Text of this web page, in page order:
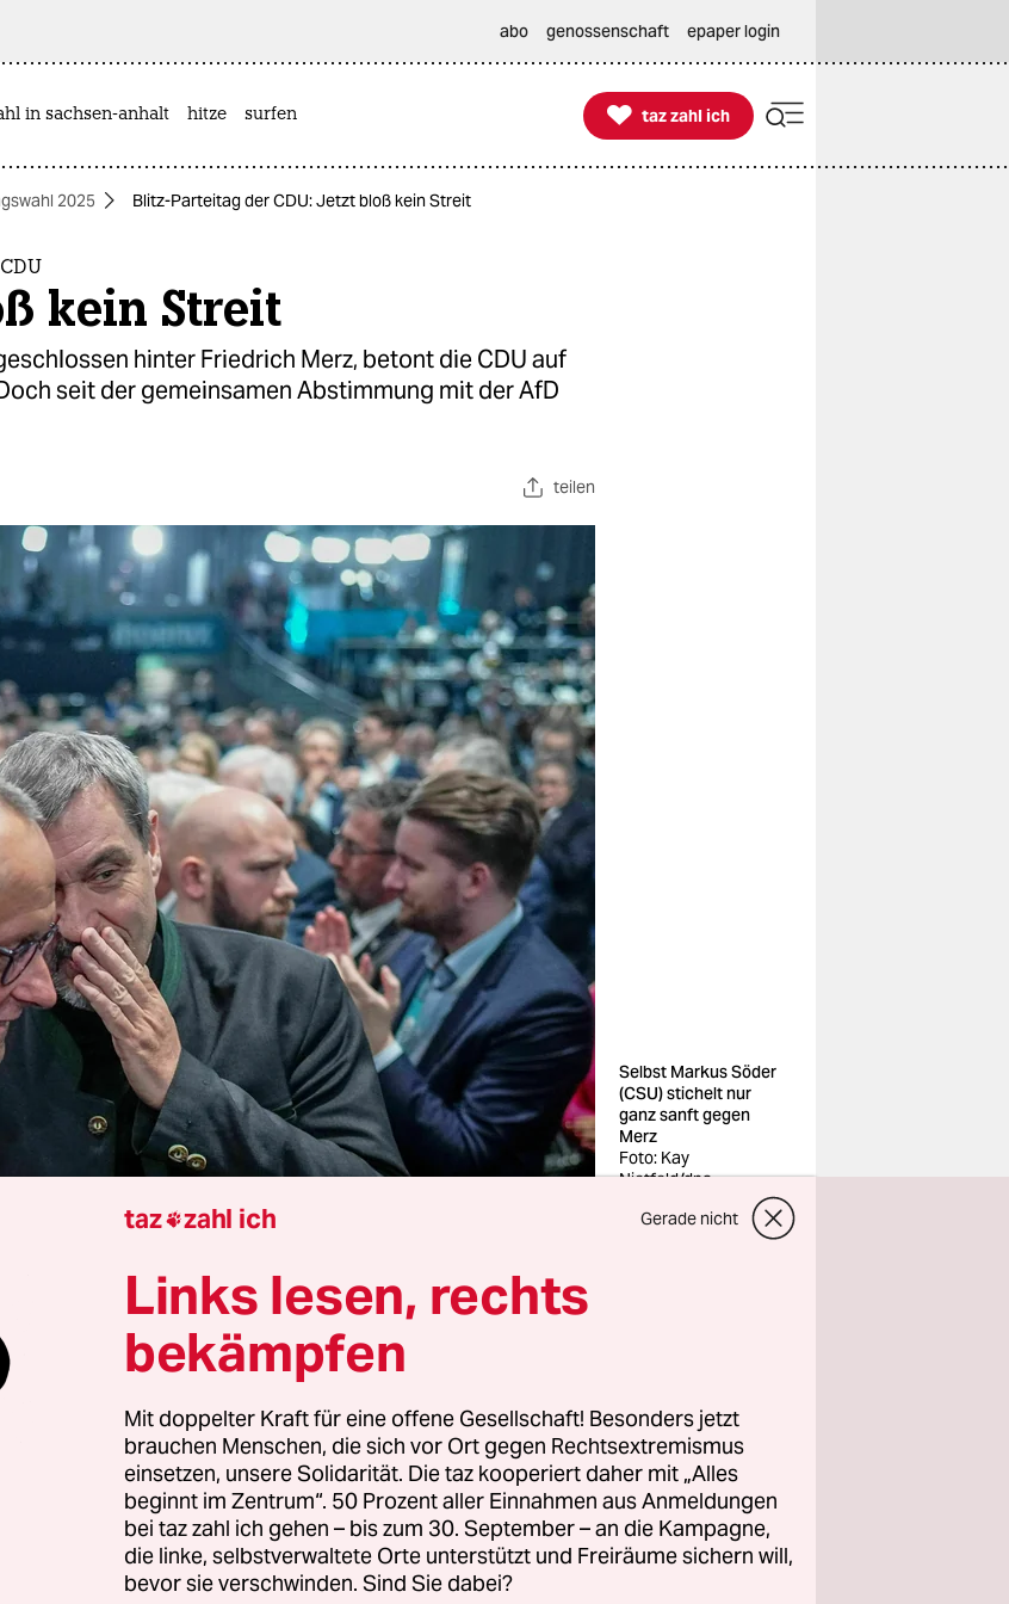
abo genossenschaft epaper login
in sachsen-anhalt hitze surfen 
taz zahl ich
taz zahl ich
2025 Blitz-Parteitag der CDU: Jetzt bloß kein Streit
kein Streit
hinter Friedrich Merz, betont die CDU auf
seit der gemeinsamen Abstimmung mit der AfD
teilen
Selbst Markus Söder
(CSU) stichelt nur
ganz sanft gegen
Merz
Foto: Kay
Nietfeld/dpa
Cem-Odos Güler und
auf die man in der CDU stolz ist: Vor Parteitagen
zu einem ökumenischen Gottesdienst
diesmal steht die Zusammenkunft in der
in Berlin unter dem Eindruck von
als die Kirchen deutliche Kritik an den restriktiven
der Union und der gemeinsamen Abstimmung mit
taz zahl ich Gerade nicht
Links lesen, rechts
bekämpfen
Mit doppelter Kraft für eine offene Gesellschaft! Besonders jetzt
brauchen Menschen, die sich vor Ort gegen Rechtsextremismus
einsetzen, unsere Solidarität. Die taz kooperiert daher mit „Alles
beginnt im Zentrum“. 50 Prozent aller Einnahmen aus Anmeldungen
bei taz zahl ich gehen – bis zum 30. September – an die Kampagne,
die linke, selbstverwaltete Orte unterstützt und Freiräume sichern will,
bevor sie verschwinden. Sind Sie dabei?